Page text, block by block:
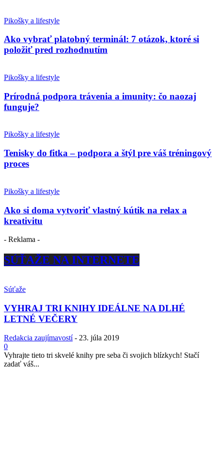
Pikošky a lifestyle
Ako vybrať platobný terminál: 7 otázok, ktoré si
položiť pred rozhodnutím
Pikošky a lifestyle
Prírodná podpora trávenia a imunity: čo naozaj
funguje?
Pikošky a lifestyle
Tenisky do fitka – podpora a štýl pre váš tréningový
proces
Pikošky a lifestyle
Ako si doma vytvoriť vlastný kútik na relax a
kreativitu
- Reklama -
SÚŤAŽE NA INTERNETE
Súťaže
VYHRAJ TRI KNIHY IDEÁLNE NA DLHÉ
LETNÉ VEČERY
Redakcia zaujímavostí - 23. júla 2019
0
Vyhrajte tieto tri skvelé knihy pre seba či svojich blízkych! Stačí
zadať váš...